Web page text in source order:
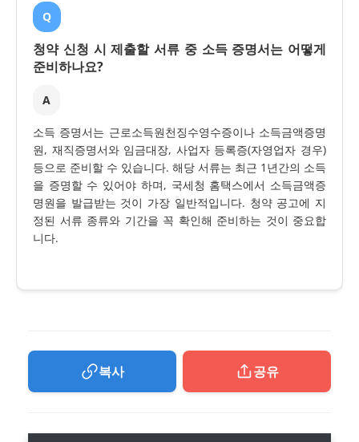
Q
청약 신청 시 제출할 서류 중 소득 증명서는 어떻게
준비하나요?
A
소득 증명서는 근로소득원천징수영수증이나 소득금액증명
원, 재직증명서와 임금대장, 사업자 등록증(자영업자 경우)
등으로 준비할 수 있습니다. 해당 서류는 최근 1년간의 소득
을 증명할 수 있어야 하며, 국세청 홈택스에서 소득금액증
명원을 발급받는 것이 가장 일반적입니다. 청약 공고에 지
정된 서류 종류와 기간을 꼭 확인해 준비하는 것이 중요합
니다.
복사 공유